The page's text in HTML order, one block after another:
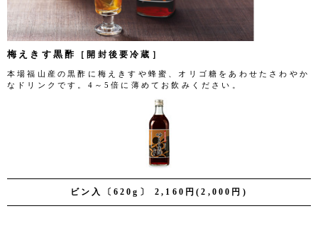
ビン入〔620g〕 2,160円(2,000円)
梅えきす黒酢 ［開封後要冷蔵］
本場福山産の黒酢に梅えきすや蜂蜜、オリゴ糖をあわせたさわやか
なドリンクです。4～5倍に薄めてお飲みください。